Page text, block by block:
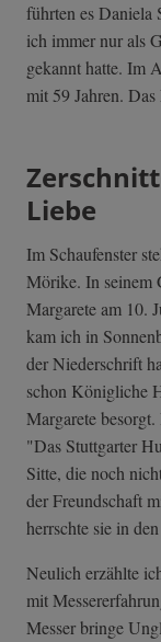
führten es Daniela
ich immer nur als
gekannt hatte. Im
mit 59 Jahren. Das
Liebe
Im Schaufenster
Mörike. In seinem
Margarete am 10.
kam ich in
der Niederschrift
schon Königliche
Margarete
"Das Stuttgarter
Sitte, die noch
der Freundschaft
herrschte sie in
Neulich erzählte
mit
Messer bringe